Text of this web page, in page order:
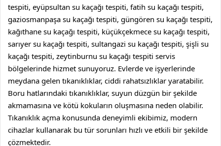
tespiti, eyüpsultan su kaçağı tespiti, fatih su kaçağı tespiti,
gaziosmanpaşa su kaçağı tespiti, güngören su kaçağı tespiti,
kağıthane su kaçağı tespiti, küçükçekmece su kaçağı tespiti,
sarıyer su kaçağı tespiti, sultangazi su kaçağı tespiti, şişli su
kaçağı tespiti, zeytinburnu su kaçağı tespiti servis
bölgelerinde hizmet sunuyoruz. Evlerde ve işyerlerinde
meydana gelen tıkanıklıklar, ciddi rahatsızlıklar yaratabilir.
Boru hatlarındaki tıkanıklıklar, suyun düzgün bir şekilde
akmamasına ve kötü kokuların oluşmasına neden olabilir.
Tıkanıklık açma konusunda deneyimli ekibimiz, modern
cihazlar kullanarak bu tür sorunları hızlı ve etkili bir şekilde
çözmektedir.